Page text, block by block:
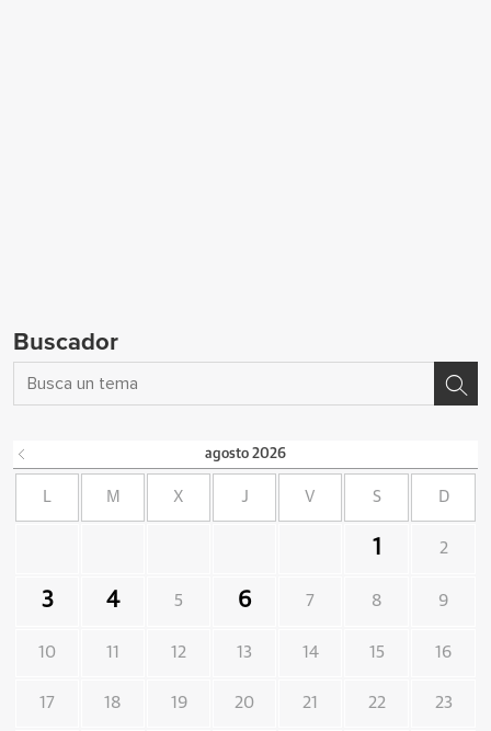
Buscador
agosto 2026
L M X J V S D
1 2
3 4 5 6 7 8 9
10 11 12 13 14 15 16
17 18 19 20 21 22 23